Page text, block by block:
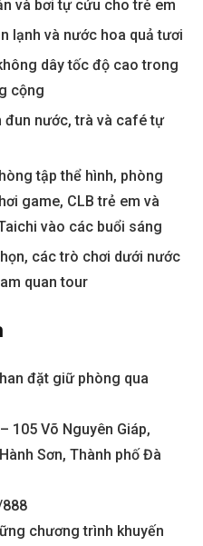
và bơi tự cứu cho trẻ em
lạnh và nước hoa quả tươi
dây tốc độ cao trong
cộng
đun nước, trà và café tự
tập thể hình, phòng
game, CLB trẻ em và
vào các buổi sáng
các trò chơi dưới nước
quan tour
đặt giữ phòng qua
105 Võ Nguyên Giáp,
Sơn, Thành phố Đà
chương trình khuyến